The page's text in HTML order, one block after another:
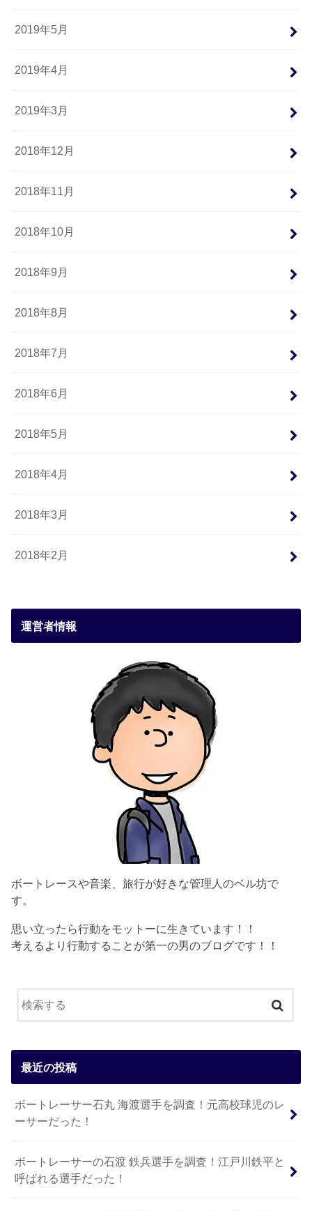
2019年5月
2019年4月
2019年3月
2018年12月
2018年11月
2018年10月
2018年9月
2018年8月
2018年7月
2018年6月
2018年5月
2018年4月
2018年3月
2018年2月
運営者情報
ボートレースや音楽、旅行が好きな管理人のベル坊で
す。
思い立ったら行動をモットーに生きています！！
考えるより行動することが第一の男のブログです！！
最近の投稿
ボートレーサー石丸 海渡選手を調査！元高校球児のレ
ーサーだった！
ボートレーサーの石渡 鉄兵選手を調査！江戸川鉄平と
呼ばれる選手だった！